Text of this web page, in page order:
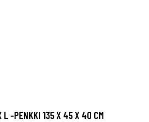
L -PENKKI 135 X 45 X 40 CM